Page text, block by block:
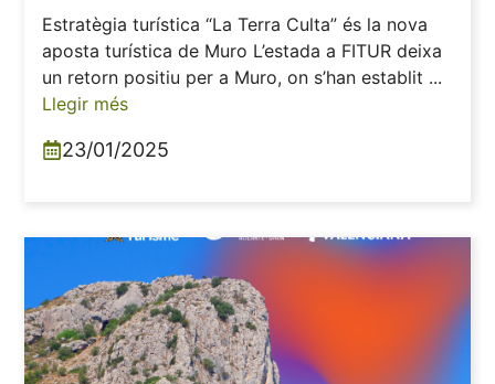
Estratègia turística “La Terra Culta” és la nova
aposta turística de Muro L’estada a FITUR deixa
un retorn positiu per a Muro, on s’han establit ...
Llegir més
23/01/2025